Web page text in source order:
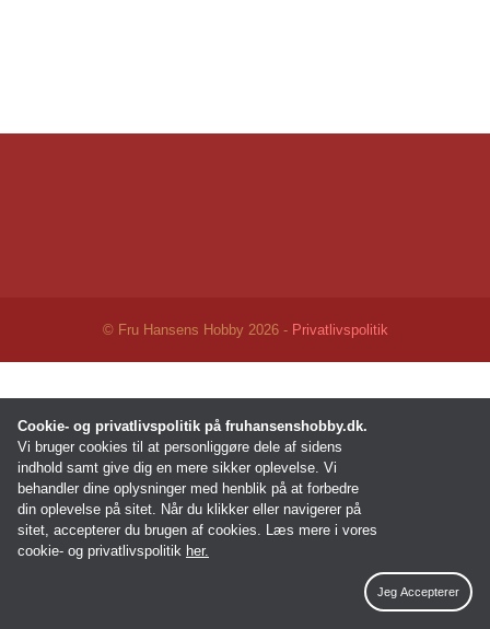
© Fru Hansens Hobby 2026 - Privatlivspolitik
Cookie- og privatlivspolitik på fruhansenshobby.dk.
Vi bruger cookies til at personliggøre dele af sidens
indhold samt give dig en mere sikker oplevelse. Vi
behandler dine oplysninger med henblik på at forbedre
din oplevelse på sitet. Når du klikker eller navigerer på
sitet, accepterer du brugen af cookies. Læs mere i vores
cookie- og privatlivspolitik her.
Jeg Accepterer